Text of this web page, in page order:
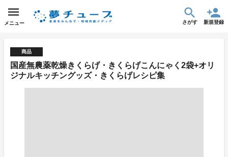
メニュー さがす 新規登録
商品
国産無農薬乾燥きくらげ・きくらげこんにゃく2袋+オリ
ジナルキッチングッズ・きくらげレシピ集